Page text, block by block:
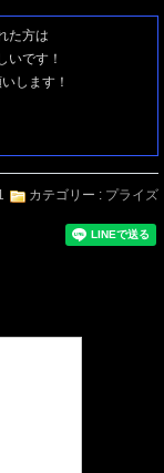
た方は
いです！
します！
カテゴリー : プライズ